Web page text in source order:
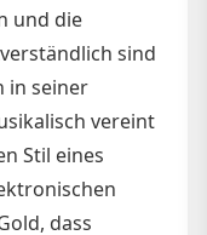
und die
sind
in seiner
vereint
Stil eines
dass